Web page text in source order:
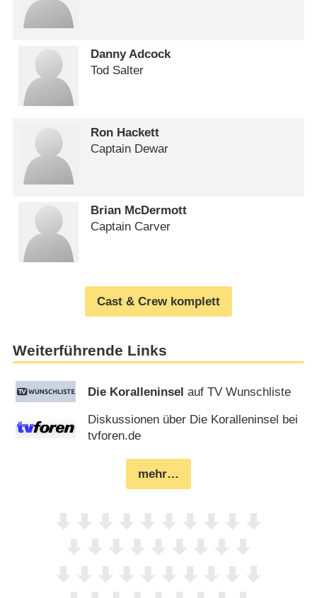
Danny Adcock
Tod Salter
Ron Hackett
Captain Dewar
Brian McDermott
Captain Carver
Cast & Crew komplett
Weiterführende Links
Die Koralleninsel auf TV Wunschliste
Diskussionen über Die Koralleninsel bei
tvforen.de
mehr…